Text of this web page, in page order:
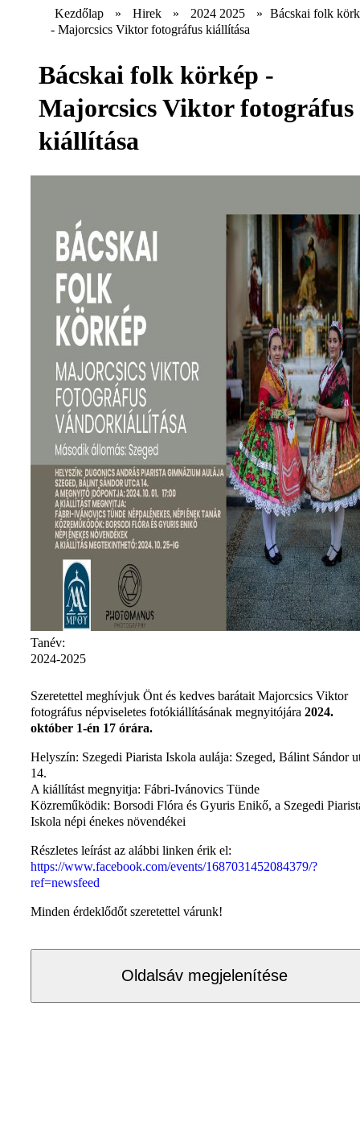
Kezdőlap » Hirek » 2024 2025 » Bácskai folk
- Majorcsics Viktor fotográfus kiállítása
Bácskai folk körkép -
Majorcsics Viktor fotográfus
kiállítása
Tanév:
2024-2025
Szeretettel meghívjuk Önt és kedves barátait Majorcsics Viktor
fotográfus népviseletes fotókiállításának megnyitójára 2024.
október 1-én 17 órára.
Helyszín: Szegedi Piarista Iskola aulája: Szeged, Bálint Sándor
14.
A kiállítást megnyitja: Fábri-Ivánovics Tünde
Közreműködik: Borsodi Flóra és Gyuris Enikő, a Szegedi
Iskola népi énekes növendékei
Részletes leírást az alábbi linken érik el:
https://www.facebook.com/events/1687031452084379/?
ref=newsfeed
Minden érdeklődőt szeretettel várunk!
Oldalsáv megjelenítése